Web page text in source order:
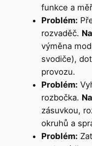
funkce a
Problém:
rozvaděč.
výměna
svodiče),
provozu.
Problém:
rozbočka.
zásuvkou,
okruhů a
Problém: